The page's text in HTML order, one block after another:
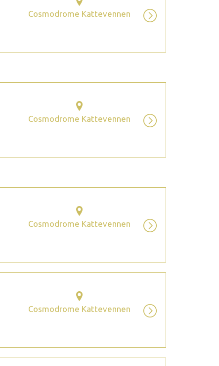
Cosmodrome Kattevennen
Cosmodrome Kattevennen
Cosmodrome Kattevennen
Cosmodrome Kattevennen